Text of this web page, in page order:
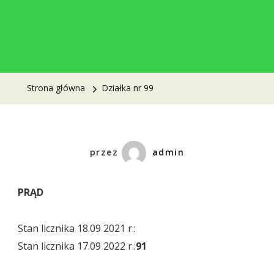
Strona główna Działka nr 99
przez admin
PRĄD
Stan licznika 18.09 2021 r.:
Stan licznika 17.09 2022 r.:91